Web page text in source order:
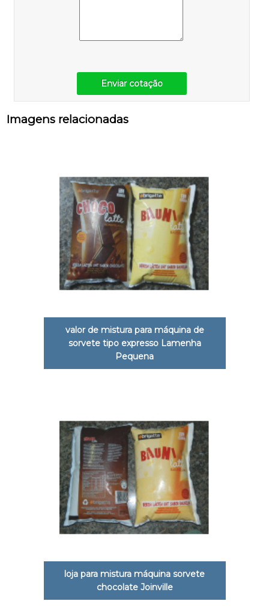
Enviar cotação
Imagens relacionadas
valor de mistura para máquina de
sorvete tipo expresso Lamenha
Pequena
loja para mistura máquina sorvete
chocolate Joinville